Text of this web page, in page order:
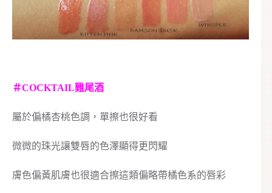
＃COCKTAIL雞尾酒
屬於偏橘杏桃色調，單擦也很好看
微微的珠光讓雙唇的色澤顯得更閃耀
膚色偏黃肌膚也很適合擦這類偏略帶橘色系的唇彩